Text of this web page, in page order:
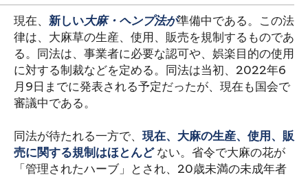
現在、 新しい大麻・ヘンプ法が準備中である。この法
律は、大麻草の生産、使用、販売を規制するものであ
る。同法は、事業者に必要な認可や、娯楽目的の使用
に対する制裁などを定める。同法は当初、2022年6
月9日までに発表される予定だったが、現在も国会で
審議中である。
同法が待たれる一方で、 現在、大麻の生産、使用、販
売に関する規制はほとんどない。省令で大麻の花が
「管理されたハーブ」とされ、20歳未満の未成年者